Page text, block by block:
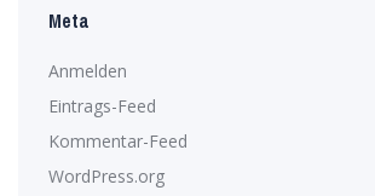
Meta
Anmelden
Eintrags-Feed
Kommentar-Feed
WordPress.org